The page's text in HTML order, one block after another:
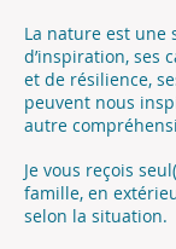
La nature est une
d’inspiration, ses
et de résilience,
peuvent nous
autre
Je vous reçois
famille, en
selon la situation.